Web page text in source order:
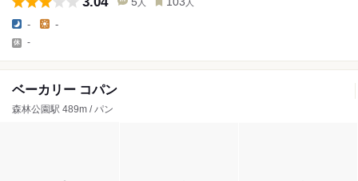
人 人
- -
-
ベーカリー コパン
森林公園駅 489m / パン